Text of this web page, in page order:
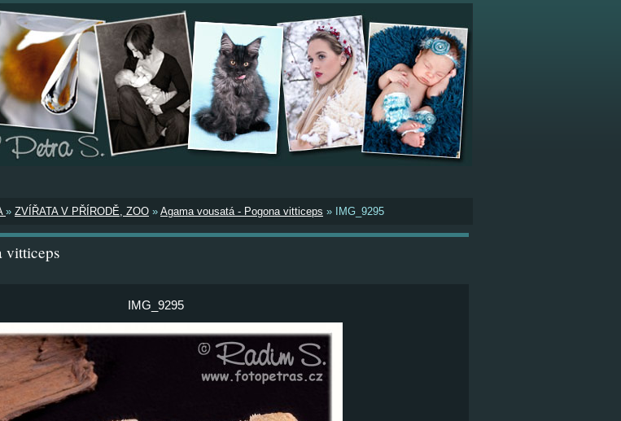
» ZVÍŘATA V PŘÍRODĚ, ZOO » Agama vousatá - Pogona vitticeps » IMG_9295
vitticeps
IMG_9295